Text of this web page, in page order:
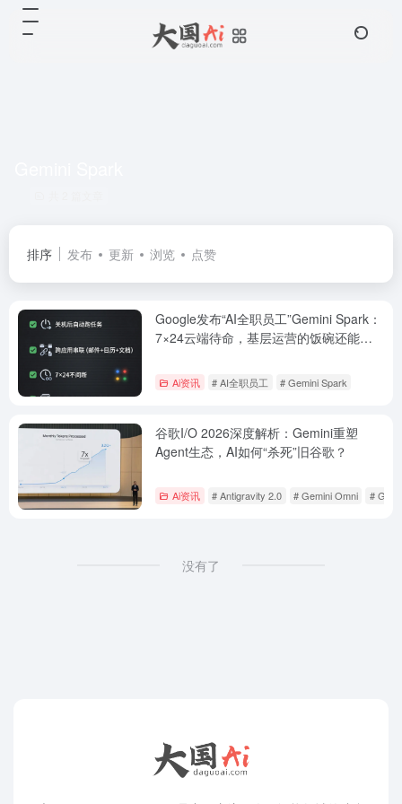
排序 发布 更新 浏览 点赞
Google发布“AI全职员工”Gemini Spark：
7×24云端待命，基层运营的饭碗还能保
Ai资讯 # AI全职员工 # Gemini Spark
谷歌I/O 2026深度解析：Gemini重塑
Agent生态，AI如何“杀死”旧谷歌？
Ai资讯 # Antigravity 2.0 # Gemini Omni #
没有了